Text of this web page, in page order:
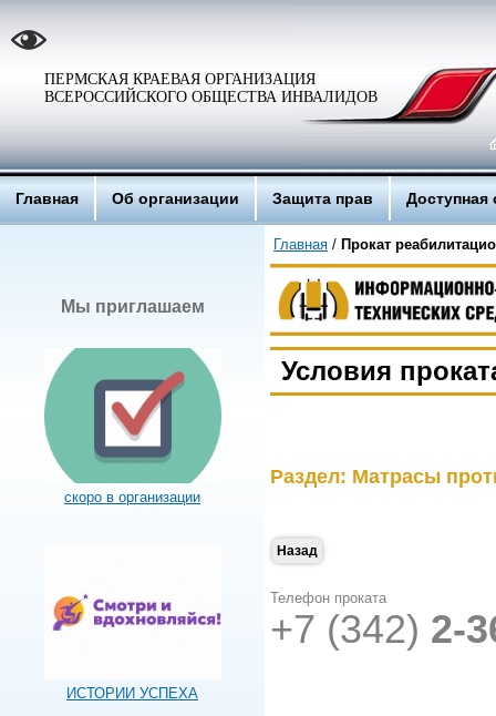
ПЕРМСКАЯ КРАЕВАЯ ОРГАНИЗАЦИЯ
ВСЕРОССИЙСКОГО ОБЩЕСТВА ИНВАЛИДОВ
Главная Об организации Защита прав Доступная
Мы приглашаем
скоро в организации
ИСТОРИИ УСПЕХА
Главная / Прокат
Условия
Раздел: Матрасы
Назад
Телефон проката
+7 (342) 2-